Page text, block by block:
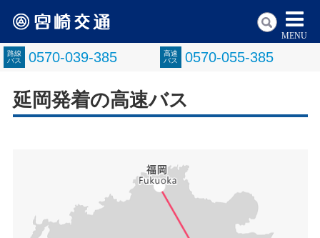
路線
バス
0570-039-385
高速
バス
0570-055-385
MENU
延岡発着の高速バス